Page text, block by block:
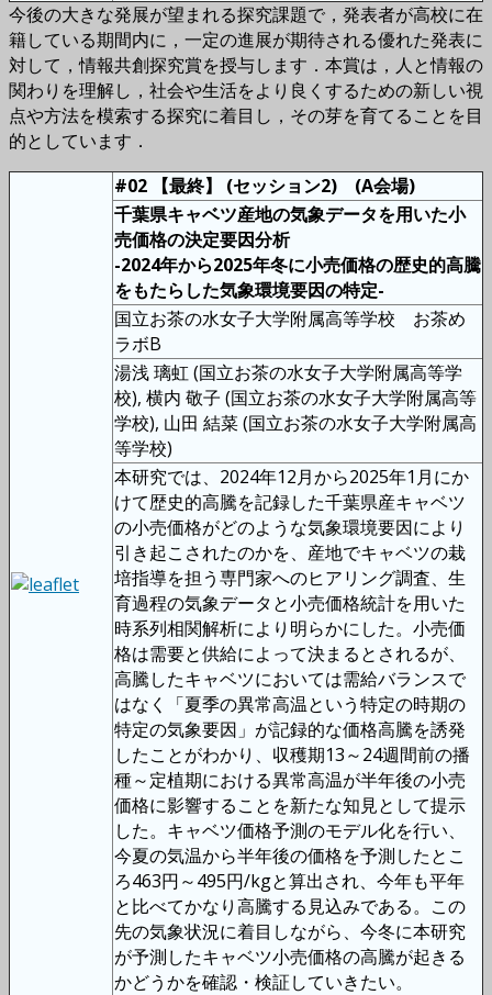
今後の大きな発展が望まれる探究課題で，発表者が高校に在
籍している期間内に，一定の進展が期待される優れた発表に
対して，情報共創探究賞を授与します．本賞は，人と情報の
関わりを理解し，社会や生活をより良くするための新しい視
点や方法を模索する探究に着目し，その芽を育てることを目
的としています．
#02 【最終】 (セッション2) (A会場)
千葉県キャベツ産地の気象データを用いた小
売価格の決定要因分析
-2024年から2025年冬に小売価格の歴史的高騰
をもたらした気象環境要因の特定-
国立お茶の水女子大学附属高等学校 お茶め
ラボB
湯浅 璃虹 (国立お茶の水女子大学附属高等学
校), 横内 敬子 (国立お茶の水女子大学附属高等
学校), 山田 結菜 (国立お茶の水女子大学附属高
等学校)
本研究では、2024年12月から2025年1月にか
けて歴史的高騰を記録した千葉県産キャベツ
の小売価格がどのような気象環境要因により
引き起こされたのかを、産地でキャベツの栽
培指導を担う専門家へのヒアリング調査、生
育過程の気象データと小売価格統計を用いた
時系列相関解析により明らかにした。小売価
格は需要と供給によって決まるとされるが、
高騰したキャベツにおいては需給バランスで
はなく「夏季の異常高温という特定の時期の
特定の気象要因」が記録的な価格高騰を誘発
したことがわかり、収穫期13～24週間前の播
種～定植期における異常高温が半年後の小売
価格に影響することを新たな知見として提示
した。キャベツ価格予測のモデル化を行い、
今夏の気温から半年後の価格を予測したとこ
ろ463円～495円/kgと算出され、今年も平年
と比べてかなり高騰する見込みである。この
先の気象状況に着目しながら、今冬に本研究
が予測したキャベツ小売価格の高騰が起きる
かどうかを確認・検証していきたい。